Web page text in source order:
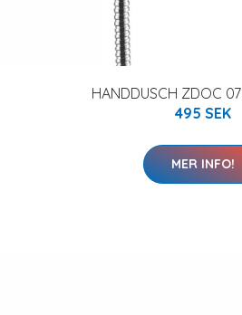
HANDDUSCH ZDOC
495 SEK
MER INFO!